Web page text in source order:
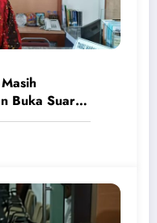
Buka Suara
Modul